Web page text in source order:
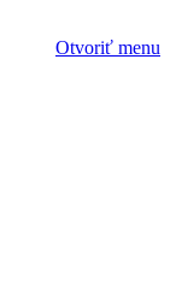
Otvoriť menu